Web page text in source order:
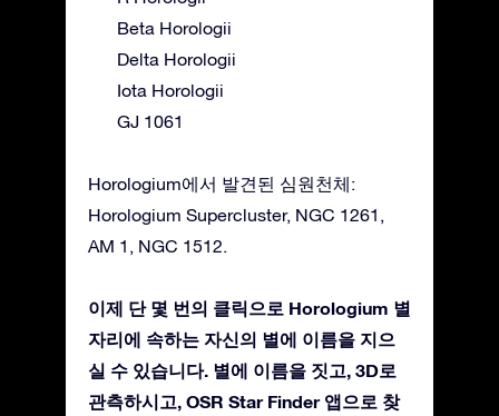
Beta Horologii
Delta Horologii
Iota Horologii
GJ 1061
Horologium에서 발견된 심원천체:
Horologium Supercluster, NGC 1261,
AM 1, NGC 1512.
이제 단 몇 번의 클릭으로 Horologium 별
자리에 속하는 자신의 별에 이름을 지으
실 수 있습니다. 별에 이름을 짓고, 3D로
관측하시고, OSR Star Finder 앱으로 찾